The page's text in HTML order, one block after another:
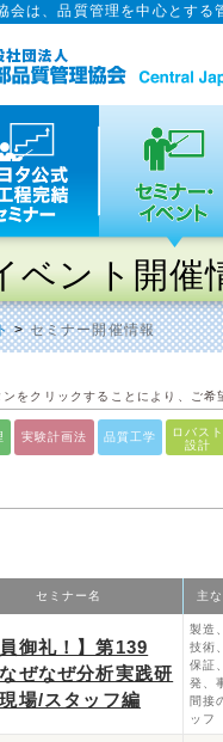
会は、品質管理を中心とす
ベント開催
>セミナー開催情報
ンをクリックすることにより、ご
実験計画法 品質工学
ロバス
設計
セミナー名 主
員御礼！】第139
ぜなぜ分析実践研
場/スタッフ編
製造
技術
保証
発、
間接
ッフ